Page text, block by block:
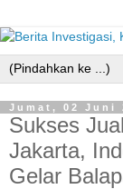
Jumat, 02 Juni
Sukses
Jakarta,
Gelar